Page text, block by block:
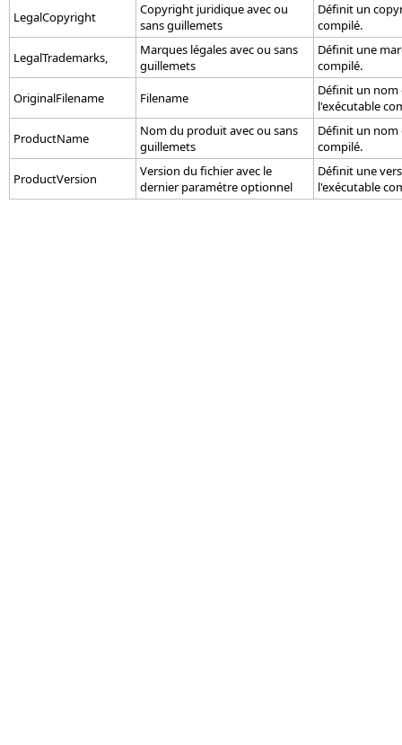
LegalCopyright
Copyright juridique avec ou
sans guillemets
Définit un
compilé.
LegalTrademarks,
Marques légales avec ou sans
guillemets
Définit une
compilé.
OriginalFilename
Filename
Définit un nom
l'exécutable
ProductName
Nom du produit avec ou sans
guillemets
Définit un
compilé.
ProductVersion
Version du fichier avec le
dernier paramétre optionnel
Définit une
l'exécutable